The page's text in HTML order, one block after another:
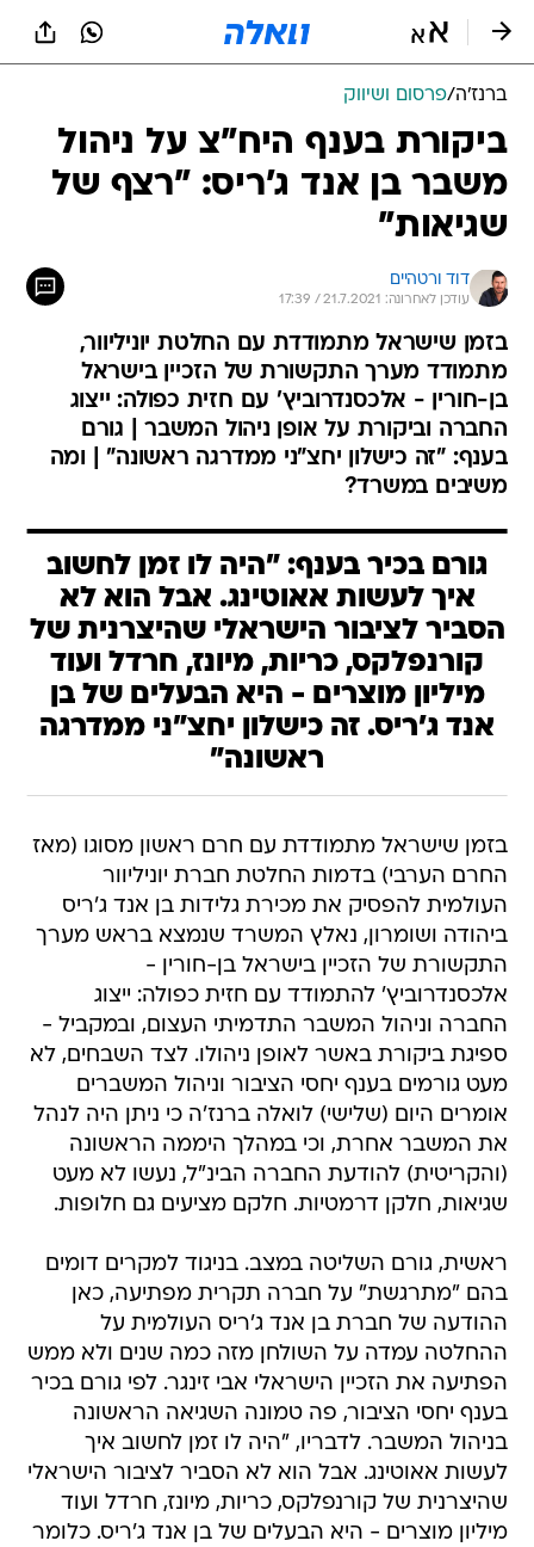
ברנז'ה/פרסום ושיווק
ביקורת בענף היח"צ על ניהול
משבר בן אנד ג'ריס: "רצף של
שגיאות"
דוד ורטהיים
עודכן לאחרונה: 21.7.2021 / 17:39
בזמן שישראל מתמודדת עם החלטת יוניליוור,
מתמודד מערך התקשורת של הזכיין בישראל
בן-חורין - אלכסנדרוביץ' עם חזית כפולה: ייצוג
החברה וביקורת על אופן ניהול המשבר | גורם
בענף: "זה כישלון יחצ"ני ממדרגה ראשונה" | ומה
משיבים במשרד?
גורם בכיר בענף: "היה לו זמן לחשוב
איך לעשות אאוטינג. אבל הוא לא
הסביר לציבור הישראלי שהיצרנית של
קורנפלקס, כריות, מיונז, חרדל ועוד
מיליון מוצרים - היא הבעלים של בן
אנד ג׳ריס. זה כישלון יחצ"ני ממדרגה
ראשונה"
בזמן שישראל מתמודדת עם חרם ראשון מסוגו (מאז
החרם הערבי) בדמות החלטת חברת יוניליוור
העולמית להפסיק את מכירת גלידות בן אנד ג'ריס
ביהודה ושומרון, נאלץ המשרד שנמצא בראש מערך
התקשורת של הזכיין בישראל בן-חורין -
אלכסנדרוביץ' להתמודד עם חזית כפולה: ייצוג
החברה וניהול המשבר התדמיתי העצום, ובמקביל -
ספיגת ביקורת באשר לאופן ניהולו. לצד השבחים, לא
מעט גורמים בענף יחסי הציבור וניהול המשברים
אומרים היום (שלישי) לואלה ברנז'ה כי ניתן היה לנהל
את המשבר אחרת, וכי במהלך היממה הראשונה
(והקריטית) להודעת החברה הבינ"ל, נעשו לא מעט
שגיאות, חלקן דרמטיות. חלקם מציעים גם חלופות.
ראשית, גורם השליטה במצב. בניגוד למקרים דומים
בהם "מתרגשת" על חברה תקרית מפתיעה, כאן
ההודעה של חברת בן אנד ג'ריס העולמית על
ההחלטה עמדה על השולחן מזה כמה שנים ולא ממש
הפתיעה את הזכיין הישראלי אבי זינגר. לפי גורם בכיר
בענף יחסי הציבור, פה טמונה השגיאה הראשונה
בניהול המשבר. לדבריו, "היה לו זמן לחשוב איך
לעשות אאוטינג. אבל הוא לא הסביר לציבור הישראלי
שהיצרנית של קורנפלקס, כריות, מיונז, חרדל ועוד
מיליון מוצרים - היא הבעלים של בן אנד ג'ריס. כלומר